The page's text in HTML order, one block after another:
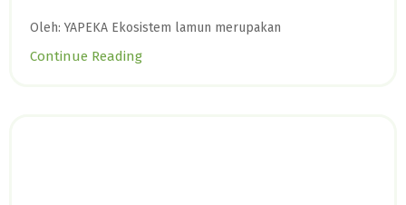
Oleh: YAPEKA Ekosistem lamun merupakan
Continue Reading